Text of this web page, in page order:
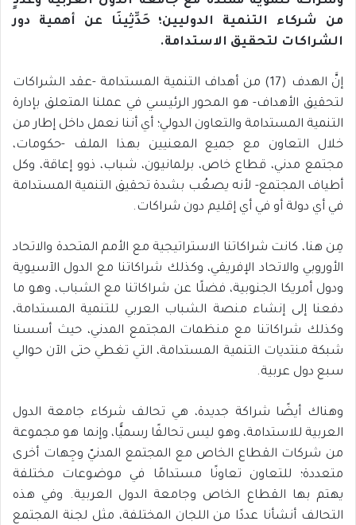
من شركاء التنمية الدوليين؛ حَدِّثِينَا عن أهمية دور
الشراكات لتحقيق الاستدامة.
إنَّ الهدف (17) من أهداف التنمية المستدامة -عقد الشراكات
لتحقيق الأهداف- هو المحور الرئيسي في عملنا المتعلق بإدارة
التنمية المستدامة والتعاون الدولي؛ أي أننا نعمل داخل إطار من
خلال التعاون مع جميع المعنيين بهذا الملف -حكومات،
مجتمع مدني، قطاع خاص، برلمانيون، شباب، ذوو إعاقة، وكل
أطياف المجتمع- لأنه يصعُب بشدة تحقيق التنمية المستدامة
في أي دولة أو في أي إقليم دون شراكات.
مِن هنا، كانت شراكاتنا الاستراتيجية مع الأمم المتحدة والاتحاد
الأوروبي والاتحاد الإفريقي، وكذلك شراكاتنا مع الدول الآسيوية
ودول أمريكا الجنوبية، فضلًا عن شراكاتنا مع الشباب، وهو ما
دفعنا إلى إنشاء منصة الشباب العربي للتنمية المستدامة،
وكذلك شراكاتنا مع منظمات المجتمع المدني، حيث أسسنا
شبكة منتديات التنمية المستدامة، التي تغطي حتى الآن حوالي
سبع دول عربية.
وهناك أيضًا شراكة جديدة، هي تحالف شركاء جامعة الدول
العربية للاستدامة، وهو ليس تحالفًا رسميًّا، وإنما هو مجموعة
من شركات القطاع الخاص مع المجتمع المدنيّ وجِهات أخرى
متعددة؛ للتعاون تعاونًا مستدامًا في موضوعات مختلفة
يهتم بها القطاع الخاص وجامعة الدول العربية. وفي هذه
التحالف أنشأنا عددًا من اللجان المختلفة، مثل لجنة المجتمع